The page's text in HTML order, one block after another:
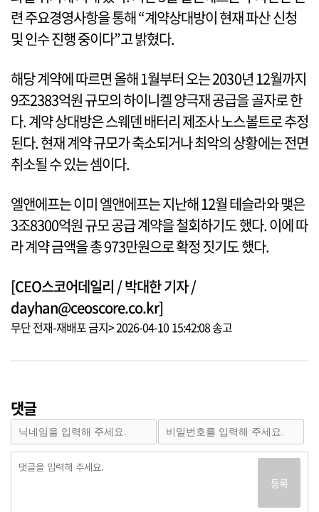
련 주요경영사항을 통해 “계약상대방이 현재 파산 신청
및 인수 진행 중이다”고 밝혔다.
해당 계약에 따르면 올해 1월부터 오는 2030년 12월까지
9조2383억원 규모의 하이니켈 양극재 공급을 골자로 한
다. 계약 상대방은 스웨덴 배터리 제조사 노스볼트로 추정
된다. 현재 계약 규모가 축소되거나 최악의 상황에는 전면
취소될 수 있는 셈이다.
엘앤에프는 이미 엘앤에프는 지난해 12월 테슬라와 맺은
3조8300억원 규모 공급 계약을 철회하기도 했다. 이에 따
라 계약 금액을 총 973만원으로 확정 짓기도 했다.
[CEO스코어데일리 / 박대한 기자 /
dayhan@ceoscore.co.kr]
무단 전재-재배포 금지> 2026-04-10 15:42:08 송고
댓글
등록